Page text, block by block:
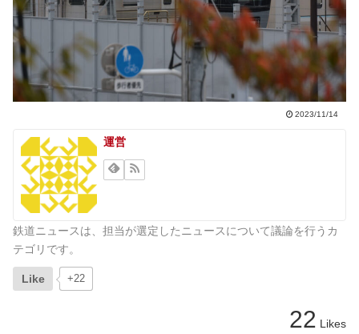
2023/11/14
運営
鉄道ニュースは、担当が選定したニュースについて議論を行うカ
テゴリです。
Like +22
22 Likes